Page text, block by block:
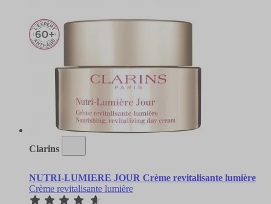
Clarins
NUTRI-LUMIERE JOUR Crème revitalisante lumière
Crème revitalisante lumière